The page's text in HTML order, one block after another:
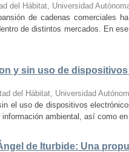
del Hábitat, Universidad
de cadenas comerciales
de distintos mercados. En
y sin uso de
del Hábitat, Universidad
el uso de dispositivos
ambiental, así como
de Iturbide: Una